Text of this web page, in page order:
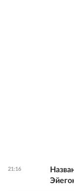
21:16